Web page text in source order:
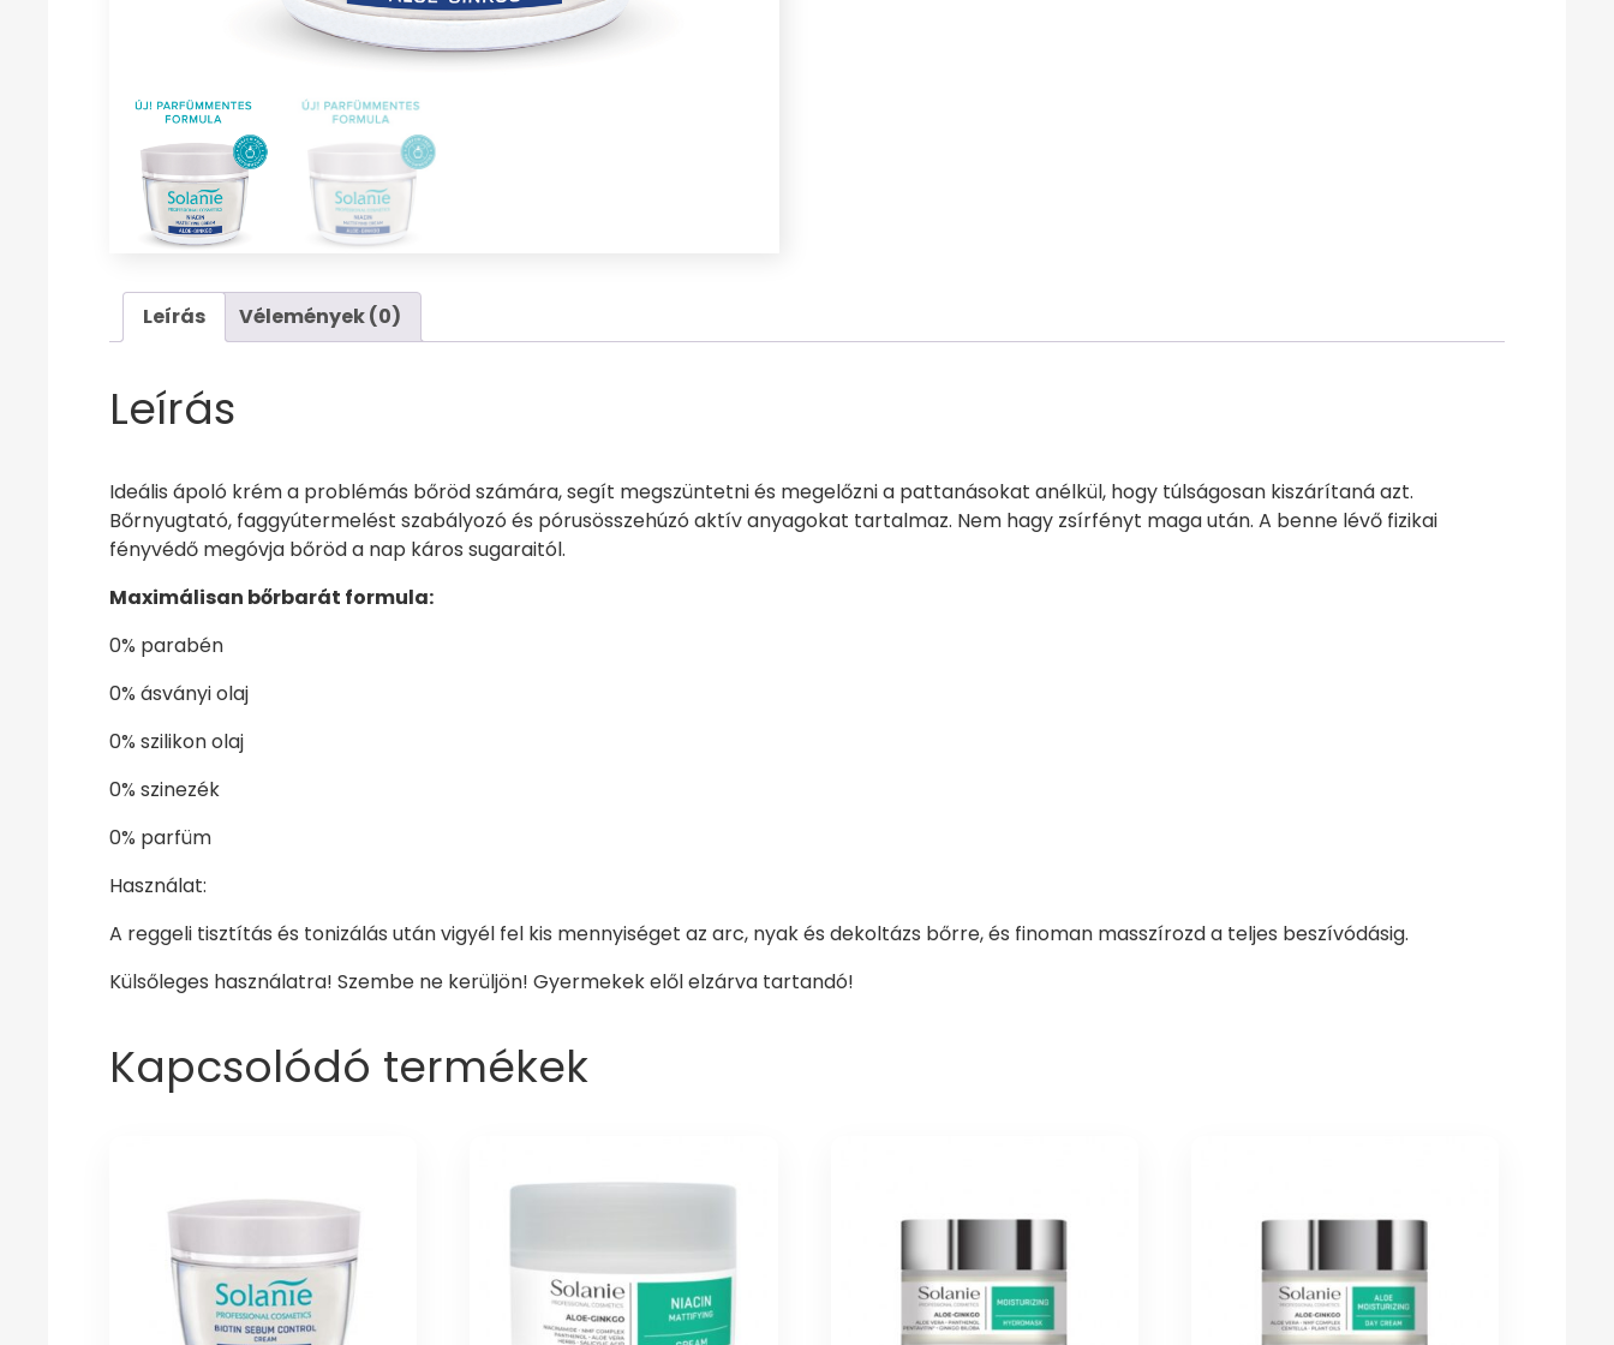
Leírás Vélemények (0)
Leírás
Ideális ápoló krém a problémás bőröd számára, segít megszüntetni és megelőzni a pattanásokat anélkül, hogy túlságosan kiszárítaná azt.
Bőrnyugtató, faggyútermelést szabályozó és pórusösszehúzó aktív anyagokat tartalmaz. Nem hagy zsírfényt maga után. A benne lévő fizikai
fényvédő megóvja bőröd a nap káros sugaraitól.
Maximálisan bőrbarát formula:
0% parabén
0% ásványi olaj
0% szilikon olaj
0% szinezék
0% parfüm
Használat:
A reggeli tisztítás és tonizálás után vigyél fel kis mennyiséget az arc, nyak és dekoltázs bőrre, és finoman masszírozd a teljes beszívódásig.
Külsőleges használatra! Szembe ne kerüljön! Gyermekek elől elzárva tartandó!
Kapcsolódó termékek